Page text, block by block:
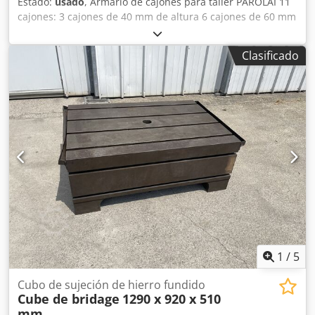
cajones: 3 cajones de 40 mm de altura 6 cajones de 60 mm
de altura Codpozmxttjfx Aikjrf 1 cajón de 150 mm de altura
1 cajón de 90 mm de altura Dimensiones (L x An x Al): 910 x
720 x 1110 mm Peso: aprox. 150 kg
Clasificado
1 / 5
Cubo de sujeción de hierro fundido
Cube de bridage 1290 x 920 x 510